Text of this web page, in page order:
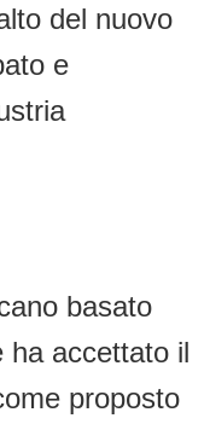
del nuovo
e
basato
ha accettato il
proposto